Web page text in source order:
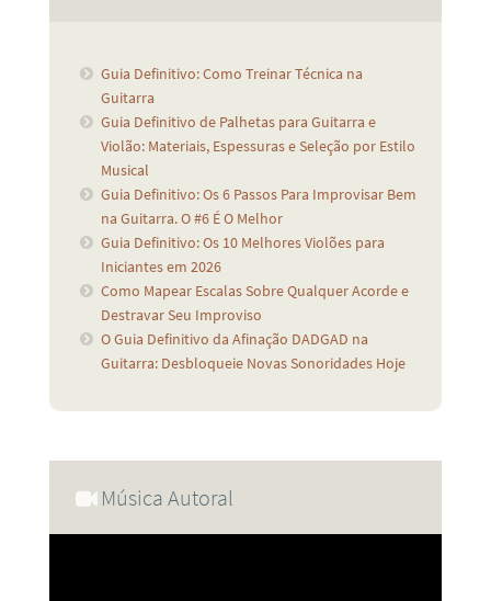
Guia Definitivo: Como Treinar Técnica na
Guitarra
Guia Definitivo de Palhetas para Guitarra e
Violão: Materiais, Espessuras e Seleção por Estilo
Musical
Guia Definitivo: Os 6 Passos Para Improvisar Bem
na Guitarra. O #6 É O Melhor
Guia Definitivo: Os 10 Melhores Violões para
Iniciantes em 2026
Como Mapear Escalas Sobre Qualquer Acorde e
Destravar Seu Improviso
O Guia Definitivo da Afinação DADGAD na
Guitarra: Desbloqueie Novas Sonoridades Hoje
Música Autoral